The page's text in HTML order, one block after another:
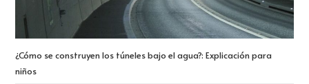
¿Cómo se construyen los túneles bajo el agua?: Explicación para
niños